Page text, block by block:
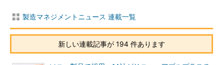
製造マネジメントニュース 連載一覧
新しい連載記事が 194 件あります